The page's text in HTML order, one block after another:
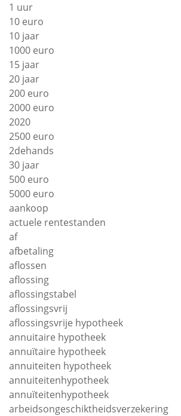
1 uur
10 euro
10 jaar
1000 euro
15 jaar
20 jaar
200 euro
2000 euro
2020
2500 euro
2dehands
30 jaar
500 euro
5000 euro
aankoop
actuele rentestanden
af
afbetaling
aflossen
aflossing
aflossingstabel
aflossingsvrij
aflossingsvrije hypotheek
annuitaire hypotheek
annuïtaire hypotheek
annuiteiten hypotheek
annuiteitenhypotheek
annuïteitenhypotheek
arbeidsongeschiktheidsverzekering